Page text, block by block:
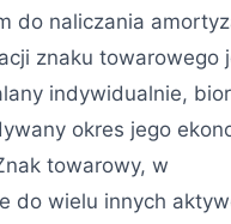
do naliczania
znaku towarowego
indywidualnie,
okres jego
towarowy, w
do wielu innych